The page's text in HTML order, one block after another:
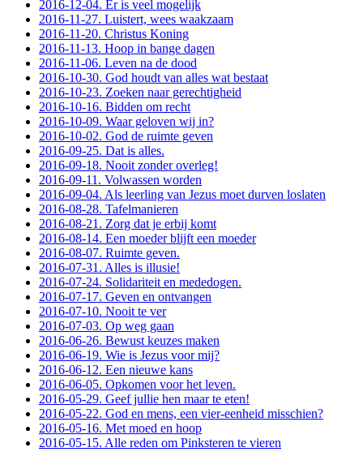
2016-12-04. Er is veel mogelijk
2016-11-27. Luistert, wees waakzaam
2016-11-20. Christus Koning
2016-11-13. Hoop in bange dagen
2016-11-06. Leven na de dood
2016-10-30. God houdt van alles wat bestaat
2016-10-23. Zoeken naar gerechtigheid
2016-10-16. Bidden om recht
2016-10-09. Waar geloven wij in?
2016-10-02. God de ruimte geven
2016-09-25. Dat is alles.
2016-09-18. Nooit zonder overleg!
2016-09-11. Volwassen worden
2016-09-04. Als leerling van Jezus moet durven loslaten
2016-08-28. Tafelmanieren
2016-08-21. Zorg dat je erbij komt
2016-08-14. Een moeder blijft een moeder
2016-08-07. Ruimte geven.
2016-07-31. Alles is illusie!
2016-07-24. Solidariteit en mededogen.
2016-07-17. Geven en ontvangen
2016-07-10. Nooit te ver
2016-07-03. Op weg gaan
2016-06-26. Bewust keuzes maken
2016-06-19. Wie is Jezus voor mij?
2016-06-12. Een nieuwe kans
2016-06-05. Opkomen voor het leven.
2016-05-29. Geef jullie hen maar te eten!
2016-05-22. God en mens, een vier-eenheid misschien?
2016-05-16. Met moed en hoop
2016-05-15. Alle reden om Pinksteren te vieren